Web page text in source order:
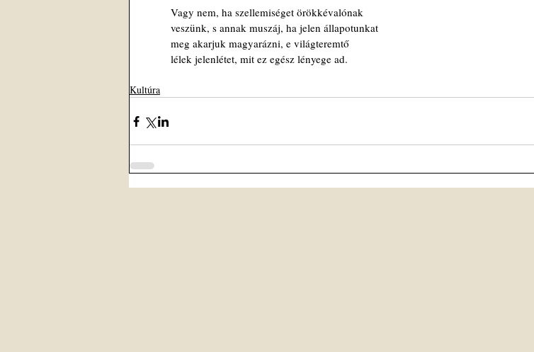
Vagy nem, ha szellemiséget örökkévalónak
veszünk, s annak muszáj, ha jelen állapotunkat
meg akarjuk magyarázni, e világteremtő
lélek jelenlétet, mit ez egész lényege ad.
Kultúra